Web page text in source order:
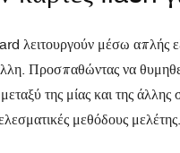
λειτουργούν μέσω απλής
Προσπαθώντας να
της μίας και της
μεθόδους μελέτης.